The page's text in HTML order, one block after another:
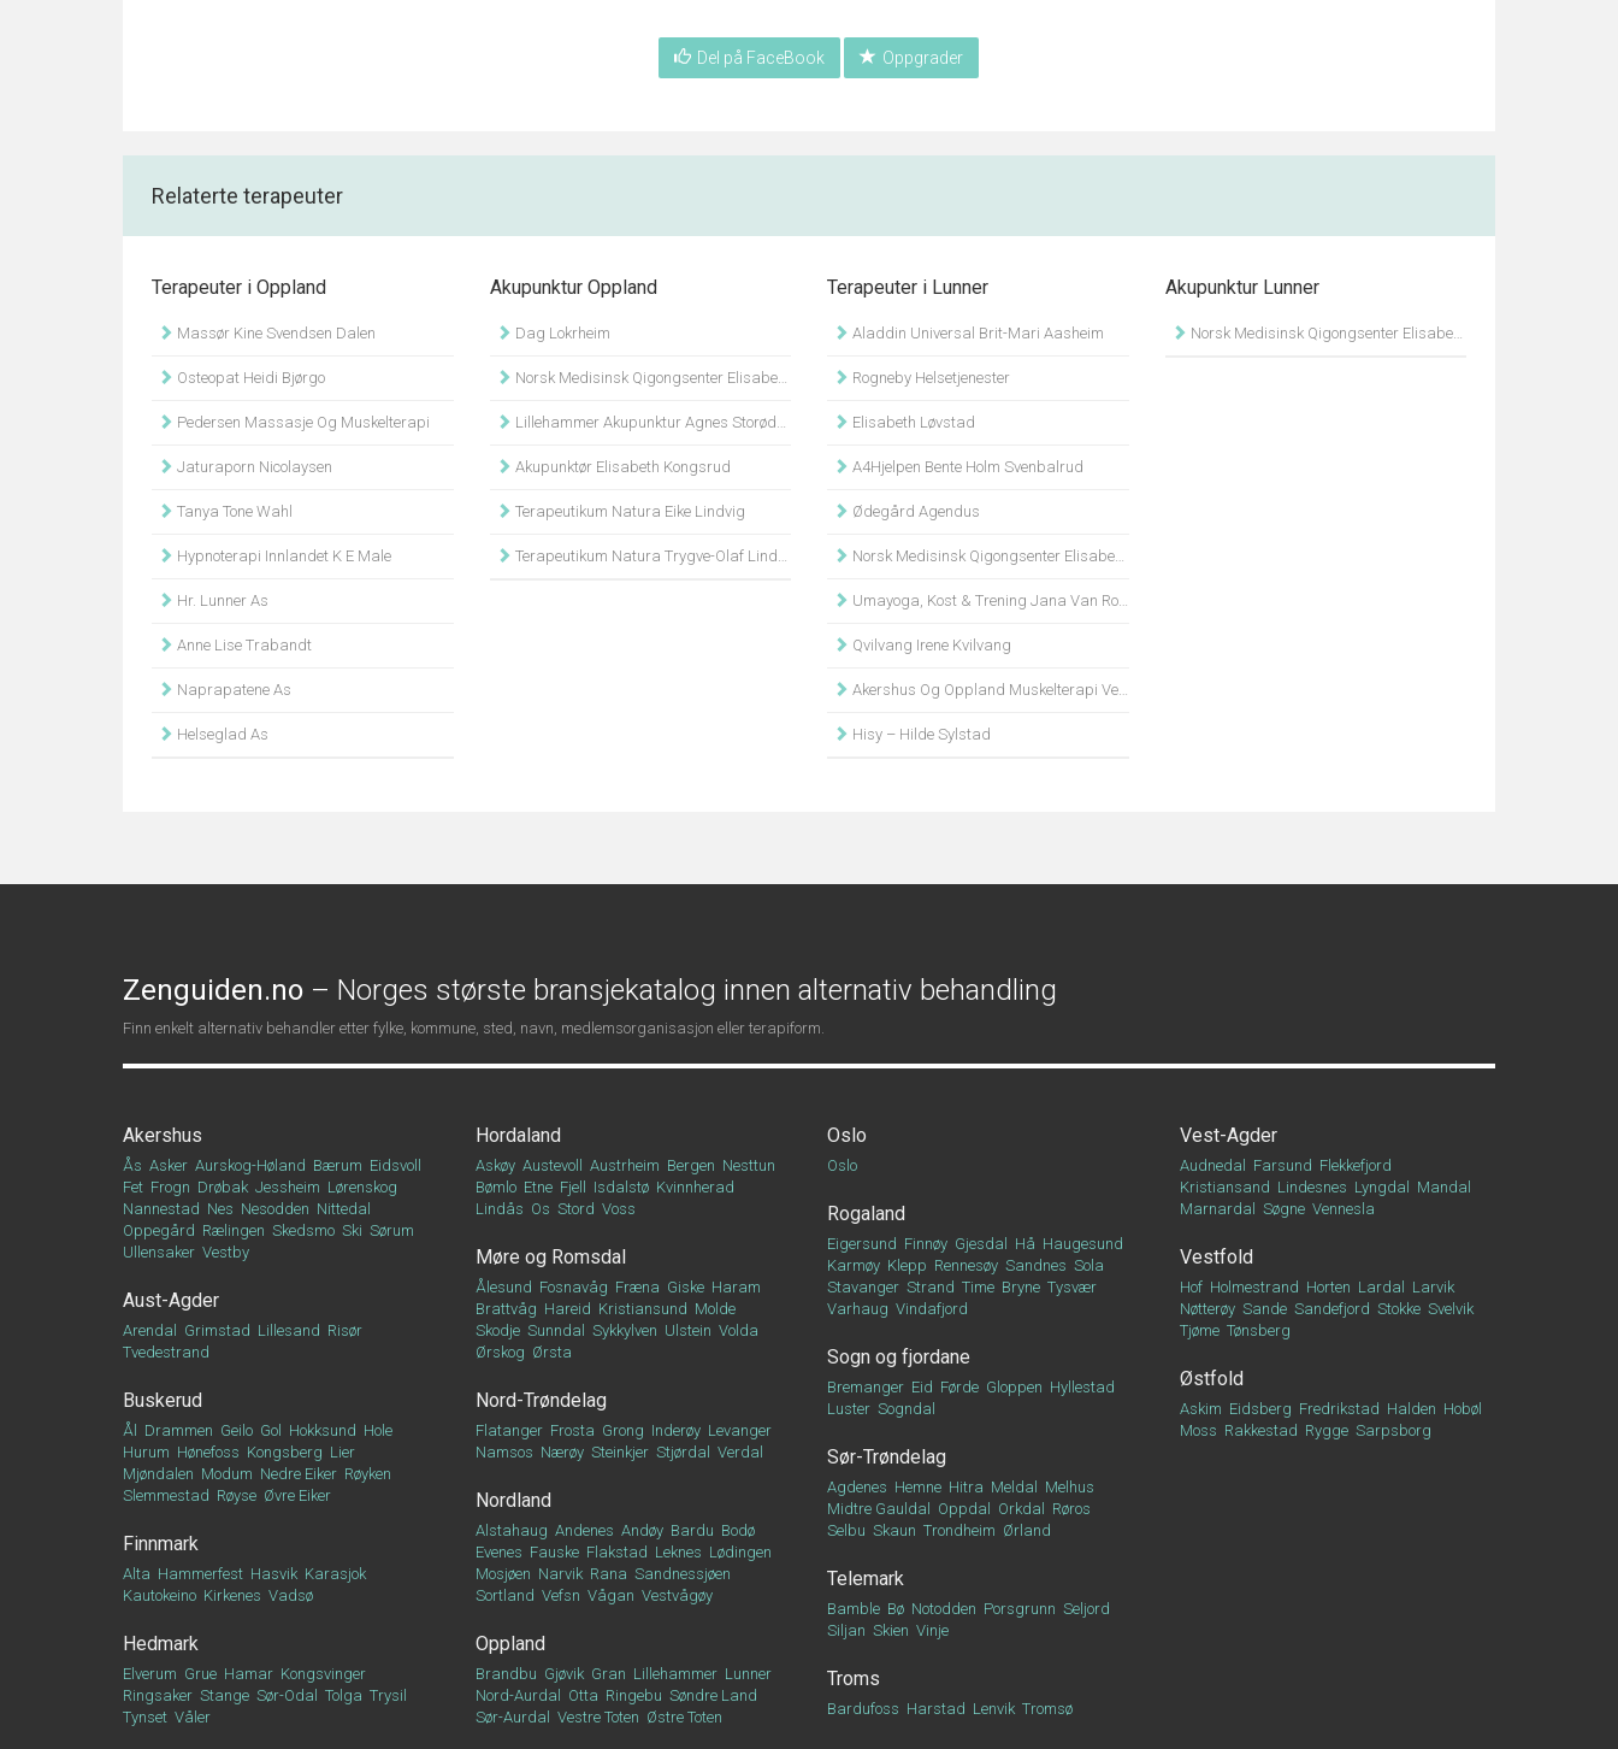
Del på FaceBook Oppgrader
Relaterte terapeuter
Terapeuter i Oppland
Massør Kine Svendsen Dalen
Osteopat Heidi Bjørgo
Pedersen Massasje Og Muskelterapi
Jaturaporn Nicolaysen
Tanya Tone Wahl
Hypnoterapi Innlandet K E Male
Hr. Lunner As
Anne Lise Trabandt
Naprapatene As
Helseglad As
Akupunktur Oppland
Dag Lokrheim
Norsk Medisinsk Qigongsenter Elisabeth Finseth
Lillehammer Akupunktur Agnes Storødegård Holland
Akupunktør Elisabeth Kongsrud
Terapeutikum Natura Eike Lindvig
Terapeutikum Natura Trygve-Olaf Lindvig
Terapeuter i Lunner
Aladdin Universal Brit-Mari Aasheim
Rogneby Helsetjenester
Elisabeth Løvstad
A4Hjelpen Bente Holm Svenbalrud
Ødegård Agendus
Norsk Medisinsk Qigongsenter Elisabeth Finseth
Umayoga, Kost & Trening Jana Van Rooyen
Qvilvang Irene Kvilvang
Akershus Og Oppland Muskelterapi Ved Rem
Hisy – Hilde Sylstad
Akupunktur Lunner
Norsk Medisinsk Qigongsenter Elisabeth Finseth
Zenguiden.no – Norges største bransjekatalog innen alternativ behandling
Finn enkelt alternativ behandler etter fylke, kommune, sted, navn, medlemsorganisasjon eller terapiform.
Akershus
Ås Asker Aurskog-Høland Bærum Eidsvoll
Fet Frogn Drøbak Jessheim Lørenskog
Nannestad Nes Nesodden Nittedal
Oppegård Rælingen Skedsmo Ski Sørum
Ullensaker Vestby
Aust-Agder
Arendal Grimstad Lillesand Risør
Tvedestrand
Buskerud
Ål Drammen Geilo Gol Hokksund Hole
Hurum Hønefoss Kongsberg Lier
Mjøndalen Modum Nedre Eiker Røyken
Slemmestad Røyse Øvre Eiker
Finnmark
Alta Hammerfest Hasvik Karasjok
Kautokeino Kirkenes Vadsø
Hedmark
Elverum Grue Hamar Kongsvinger
Ringsaker Stange Sør-Odal Tolga Trysil
Tynset Våler
Hordaland
Askøy Austevoll Austrheim Bergen Nesttun
Bømlo Etne Fjell Isdalstø Kvinnherad
Lindås Os Stord Voss
Møre og Romsdal
Ålesund Fosnavåg Fræna Giske Haram
Brattvåg Hareid Kristiansund Molde
Skodje Sunndal Sykkylven Ulstein Volda
Ørskog Ørsta
Nord-Trøndelag
Flatanger Frosta Grong Inderøy Levanger
Namsos Nærøy Steinkjer Stjørdal Verdal
Nordland
Alstahaug Andenes Andøy Bardu Bodø
Evenes Fauske Flakstad Leknes Lødingen
Mosjøen Narvik Rana Sandnessjøen
Sortland Vefsn Vågan Vestvågøy
Oppland
Brandbu Gjøvik Gran Lillehammer Lunner
Nord-Aurdal
Otta Ringebu Søndre Land
Sør-Aurdal
Vestre Toten Østre Toten
Oslo
Oslo
Rogaland
Eigersund Finnøy Gjesdal Hå Haugesund
Karmøy Klepp Rennesøy Sandnes Sola
Stavanger Strand Time Bryne Tysvær
Varhaug Vindafjord
Sogn og fjordane
Bremanger Eid Førde Gloppen Hyllestad
Luster Sogndal
Sør-Trøndelag
Agdenes Hemne Hitra Meldal
Melhus
Midtre Gauldal
Oppdal Orkdal
Røros
Selbu Skaun Trondheim Ørland
Telemark
Bamble Bø Notodden Porsgrunn Seljord
Siljan Skien Vinje
Troms
Bardufoss Harstad Lenvik Tromsø
Vest-Agder
Audnedal Farsund Flekkefjord
Kristiansand Lindesnes Lyngdal
Mandal
Marnardal
Søgne Vennesla
Vestfold
Hof Holmestrand Horten Lardal
Larvik
Nøtterøy Sande Sandefjord Stokke Svelvik
Tjøme Tønsberg
Østfold
Askim Eidsberg Fredrikstad Halden Hobøl
Moss Rakkestad Rygge Sarpsborg